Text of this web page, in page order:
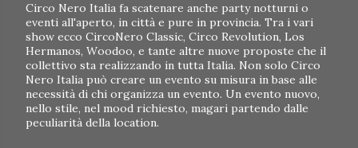
Circo Nero Italia fa scatenare anche party notturni o
eventi all'aperto, in città e pure in provincia. Tra i vari
show ecco CircoNero Classic, Circo Revolution, Los
Hermanos, Woodoo, e tante altre nuove proposte che il
collettivo sta realizzando in tutta Italia. Non solo Circo
Nero Italia può creare un evento su misura in base alle
necessità di chi organizza un evento. Un evento nuovo,
nello stile, nel mood richiesto, magari partendo dalle
peculiarità della location.